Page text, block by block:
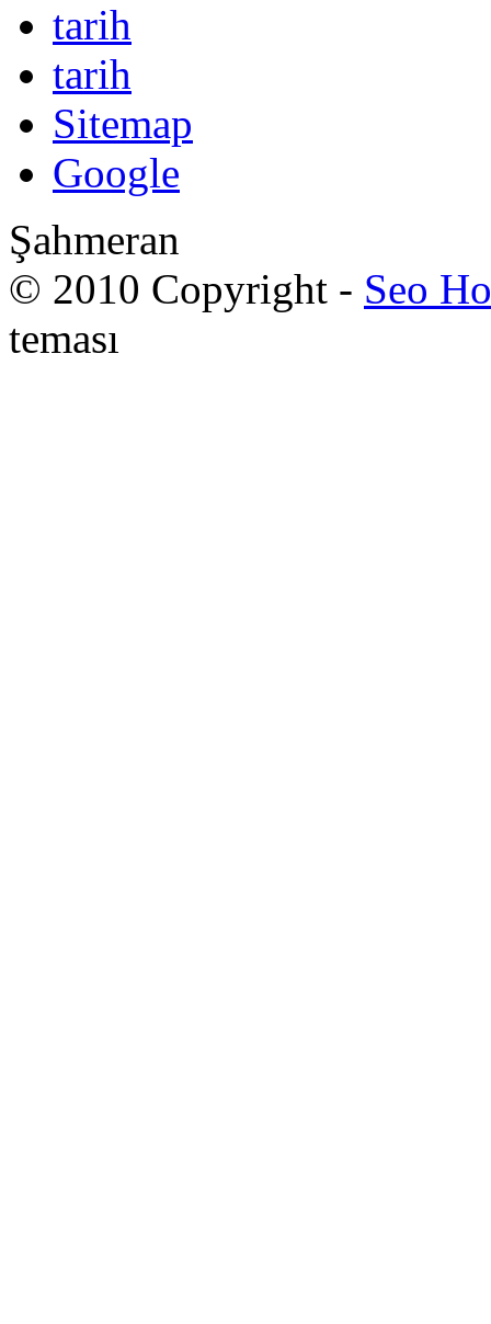
tarih
tarih
Sitemap
Google
Şahmeran
© 2010 Copyright - Seo
teması